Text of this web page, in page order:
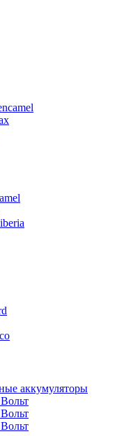
аккумуляторы